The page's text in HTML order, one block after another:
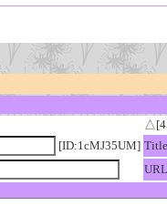
[ID:1cMJ35UM] Title
URL